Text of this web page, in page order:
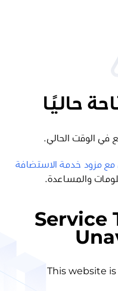
حاليًا
في الوقت الحالي.
مع مزود خدمة الاستضافة
والمساعدة.
Service
This website